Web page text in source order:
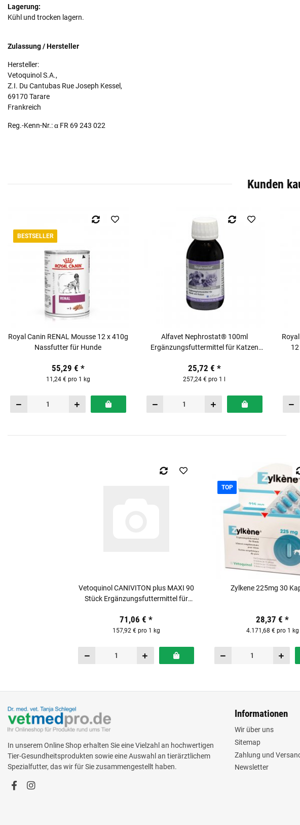
Lagerung:
Kühl und trocken lagern.
Zulassung / Hersteller
Hersteller:
Vetoquinol S.A.,
Z.I. Du Cantubas Rue Joseph Kessel,
69170 Tarare
Frankreich
Reg.-Kenn-Nr.: α FR 69 243 022
Kunden
BESTSELLER
Royal Canin RENAL Mousse 12 x 410g
Nassfutter für Hunde
55,29 € *
11,24 € pro 1 kg
Alfavet Nephrostat® 100ml
Ergänzungsfuttermittel für Katzen
25,72 € *
257,24 € pro 1 l
Vetoquinol CANIVITON plus MAXI 90
Stück Ergänzungsfuttermittel für
71,06 €*
157,92 € pro 1 kg
TOP
Zylkene 225mg 30
28,37 €*
4.171,68 € pro 1 kg
In unserem Online Shop erhalten Sie eine Vielzahl an hochwertigen
Tier-Gesundheitsprodukten sowie eine Auswahl an tierärztlichem
Spezialfutter, das wir für Sie zusammengestellt haben.
Informationen
Wir über uns
Sitemap
Zahlung und
Newsletter